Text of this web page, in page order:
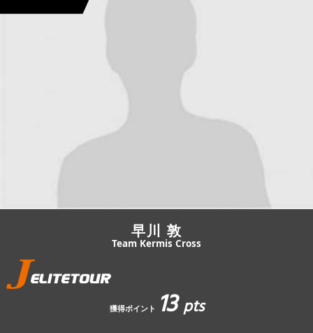
加盟・登録
エントリー
JBCF ROAD SERIESとは
早川 敦
Team Kermis Cross
獲得ポイント 13pts